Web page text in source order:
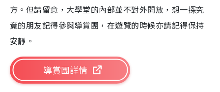
方。但請留意，大學堂的內部並不對外開放，想一探究
竟的朋友記得參與導賞團，在遊覽的時候亦請記得保持
安靜。
導賞團詳情